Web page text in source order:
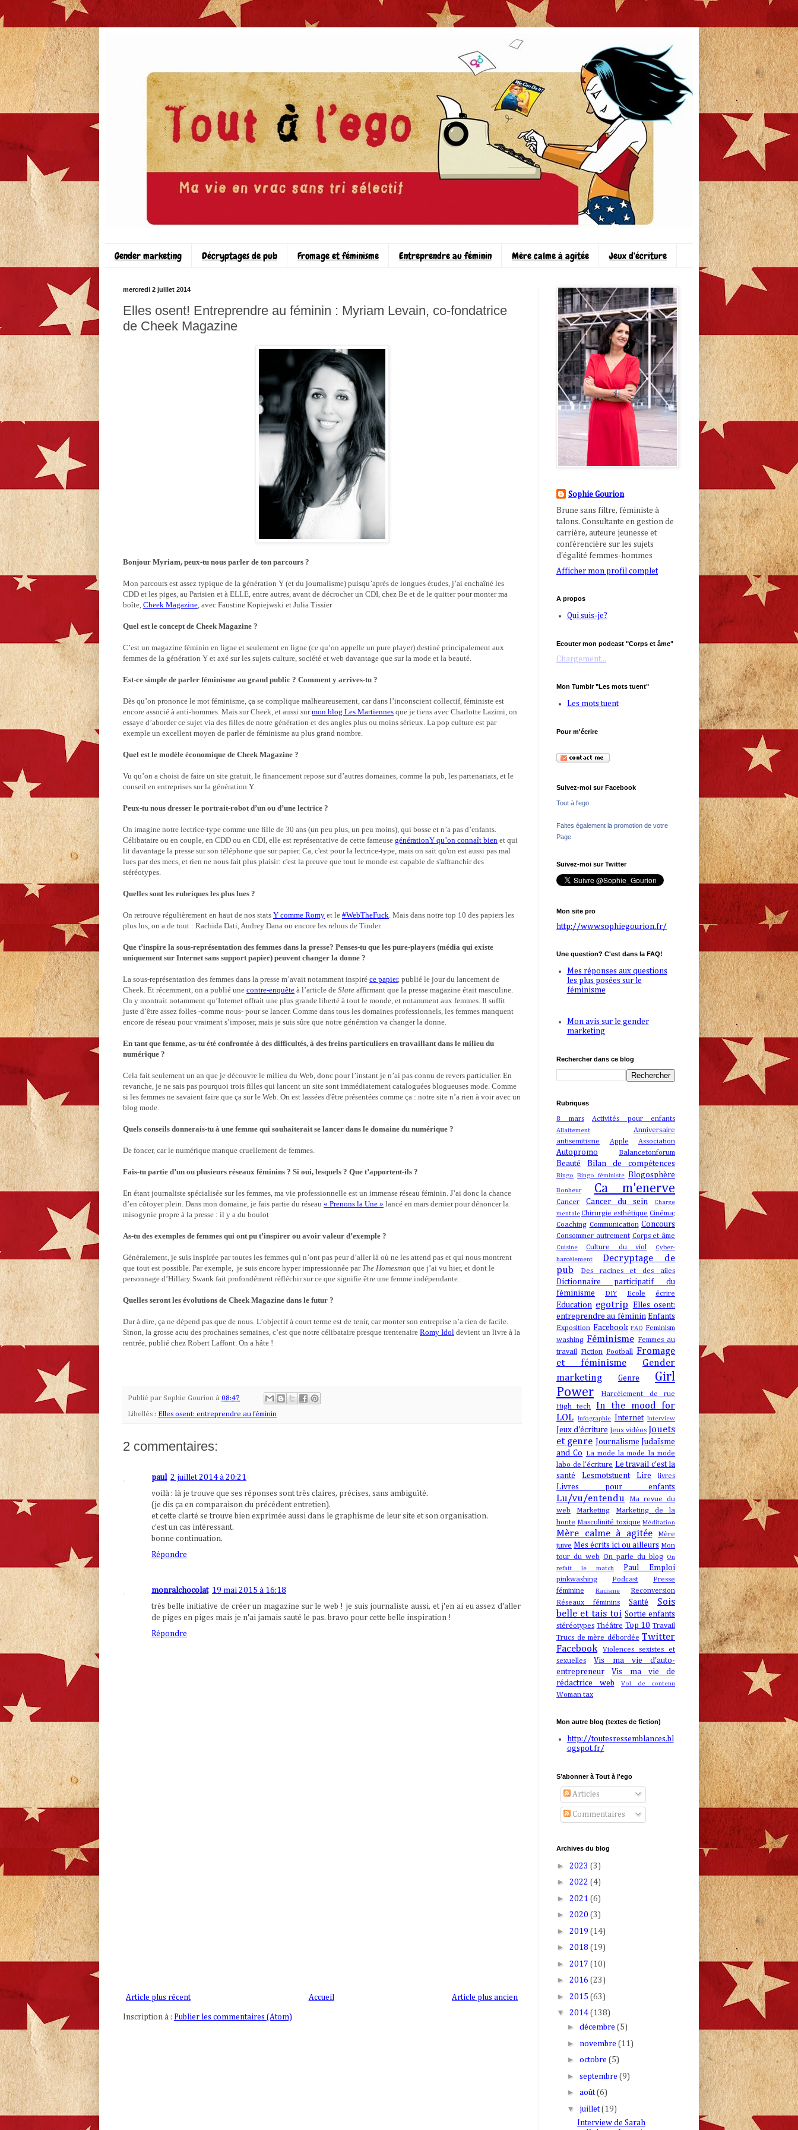
>
Gender marketing Décryptages de pub Fromage et féminisme Entreprendre au féminin Mère calme à agitée Jeux d'écriture
mercredi 2 juillet 2014
Elles osent! Entreprendre au féminin : Myriam Levain, co-fondatrice
de Cheek Magazine
Bonjour Myriam, peux-tu nous parler de ton parcours ?
Mon parcours est assez typique de la génération Y (et du journalisme) puisqu’après de longues études, j’ai enchaîné les
CDD et les piges, au Parisien et à ELLE, entre autres, avant de décrocher un CDI, chez Be et de le quitter pour monter ma
boîte, Cheek Magazine , avec Faustine Kopiejwski et Julia Tissier
Quel est le concept de Cheek Magazine ?
C’est un magazine féminin en ligne et seulement en ligne (ce qu’on appelle un pure player) destiné principalement aux
femmes de la génération Y et axé sur les sujets culture, société et web davantage que sur la mode et la beauté.
Est-ce simple de parler féminisme au grand public ? Comment y arrives-tu ?
Dès qu’on prononce le mot féminisme, ça se complique malheureusement, car dans l’inconscient collectif, féministe est
encore associé à anti-hommes. Mais sur Cheek, et aussi surmon blog Les Martiennes que je tiens avec Charlotte Lazimi, on
essaye d’aborder ce sujet via des filles de notre génération et des angles plus ou moins sérieux. La pop culture est par
exemple un excellent moyen de parler de féminisme au plus grand nombre.
Quel est le modèle économique de Cheek Magazine ?
Vu qu’on a choisi de faire un site gratuit, le financement repose sur d’autres domaines, comme la pub, les partenariats, et le
conseil en entreprises sur la génération Y.
Peux-tu nous dresser le portrait-robot d’un ou d’une lectrice ?
On imagine notre lectrice-type comme une fille de 30 ans (un peu plus, un peu moins), qui bosse et n’a pas d’enfants.
Célibataire ou en couple, en CDD ou en CDI, elle est représentative de cette fameuse générationY qu’on connaît bien et qui
lit davantage la presse sur son téléphone que sur papier. Ca, c'est pour la lectrice-type, mais on sait qu'on est aussi pas mal
lues par des mecs, et rien ne nous fait plus plaisir: c'est la preuve que tout le monde est capable de s'affranchir des
stéréotypes.
Quelles sont les rubriques les plus lues ?
On retrouve régulièrement en haut de nos stats Y comme Romy et le #WebTheFuck . Mais dans notre top 10 des papiers les
plus lus, on a de tout : Rachida Dati, Audrey Dana ou encore les relous de Tinder.
Que t’inspire la sous-représentation des femmes dans la presse? Penses-tu que les pure-players (média qui existe
uniquement sur Internet sans support papier) peuvent changer la donne ?
La sous-représentation des femmes dans la presse m’avait notamment inspiré ce papier, publié le jour du lancement de
Cheek. Et récemment, on a publié une contre-enquête à l’article de Slate affirmant que la presse magazine était masculine.
On y montrait notamment qu’Internet offrait une plus grande liberté à tout le monde, et notamment aux femmes. Il suffit
juste d’être assez folles -comme nous- pour se lancer. Comme dans tous les domaines professionnels, les femmes manquent
encore de réseau pour vraiment s’imposer, mais je suis sûre que notre génération va changer la donne.
En tant que femme, as-tu été confrontée à des difficultés, à des freins particuliers en travaillant dans le milieu du
numérique ?
Cela fait seulement un an que je découvre le milieu du Web, donc pour l’instant je n’ai pas connu de revers particulier. En
revanche, je ne sais pas pourquoi trois filles qui lancent un site sont immédiatement cataloguées blogueuses mode. Comme
si les femmes ne savaient faire que ça sur le Web. On est lassées d'être présentées comme ça : notre site n’a rien à voir avec un
blog mode.
Quels conseils donnerais-tu à une femme qui souhaiterait se lancer dans le domaine du numérique ?
De foncer, car le numérique manque cruellement de femmes.
Fais-tu partie d’un ou plusieurs réseaux féminins ? Si oui, lesquels ? Que t’apportent-ils ?
En étant journaliste spécialisée sur les femmes, ma vie professionnelle est un immense réseau féminin. J’ai donc la chance
d’en côtoyer plein. Dans mon domaine, je fais partie du réseau « Prenons la Une » lancé en mars dernier pour dénoncer la
misogynie propre à la presse : il y a du boulot
As-tu des exemples de femmes qui ont pu t’inspirer ou avoir valeur d’exemple ?
Généralement, je suis inspirée par toutes les femmes qui n’ont pas peur d’aller là où ne les attend pas et qui nous montrent
que tout est possible. Par exemple, je suis encore hyper impressionnée par The Homesman que j’ai vu hier, et dont le
personnage d’Hillary Swank fait profondément réfléchir sur ce que signifie être une femme indépendante.
Quelles seront les évolutions de Cheek Magazine dans le futur ?
Dur à dire, ça ne dépend pas que de nous. L’objectif à court terme est de tenir, car monter son entreprise n’a rien de facile.
Sinon, la grosse actu des prochaines semaines, c’est que notre célibataire presque trentenaire Romy Idol devient un livre à la
rentrée, publié chez Robert Laffont. On a hâte !
Publié par Sophie Gourion à 08:47
Libellés : Elles osent: entreprendre au féminin
2 commentaires:
paul 2 juillet 2014 à 20:21
voilà : là je trouve que ses réponses sont très claires, précises, sans ambiguïté.
(je dis ça en comparaison du précédent entretien).
et cette clarté se trouve bien exprimée aussi dans le graphisme de leur site et son organisation.
c'est un cas intéressant.
bonne continuation.
Répondre
monralchocolat 19 mai 2015 à 16:18
très belle initiative de créer un magazine sur le web ! je suis journaliste aussi, et j'en ai eu assez d'aller
de piges en piges mais je n'ai jamais sauté le pas. bravo pour cette belle inspiration !
Répondre
Article plus récent Article plus ancien
Accueil
Inscription à : Publier les commentaires (Atom)
Sophie Gourion
Brune sans filtre, féministe à
talons. Consultante en gestion de
carrière, auteure jeunesse et
conférencière sur les sujets
d'égalité femmes-hommes
Afficher mon profil complet
A propos
Qui suis-je?
Ecouter mon podcast "Corps et âme"
Chargement...
Mon Tumblr "Les mots tuent"
Les mots tuent
Pour m'écrire
Suivez-moi sur Facebook
Tout à l'ego
Faites également la promotion de votre
Page
Suivez-moi sur Twitter
Mon site pro
http://www.sophiegourion.fr/
Une question? C'est dans la FAQ!
Mes réponses aux questions
les plus posées sur le
féminisme
Mon avis sur le gender
marketing
Rechercher dans ce blog
Rubriques
8 mars Activités pour enfants
Allaitement
Anniversaire
antisemitisme
Apple Association
Autopromo Balancetonforum
Beauté Bilan de compétences
Bingo Bingo féministe Blogosphère
Bonheur Ca m'enerve
Cancer Cancer du sein
Charge
mentaleChirurgie esthétique Cinéma;
Coaching Communication Concours
Consommer autrement Corps et âme
Cuisine Culture du viol
Cyber-
harcèlement
Decryptage de
pub
Des racines et des ailes
Dictionnaire participatif du
féminisme
DIY Ecole écrire
Education egotrip
Elles osent:
entreprendre au féminin Enfants
Exposition Facebook FAQ Feminism
washing Féminisme Femmes au
travail Fiction Football Fromage
et féminisme
Gender
marketing
Genre
Girl
Power
Harcèlement de rue
High tech
In the mood for
LOL
Infographie Internet Interview
Jeux d'écriture Jeux vidéos Jouets
et genre
Journalisme
Judaïsme
and Co
La mode la mode la mode
labo de l'écriture Le travail c'est la
santé
Lesmotstuent Lire livres
Livres pour enfants
Lu/vu/entendu
Ma revue du
web
Marketing
Marketing de la
honte Masculinité toxique Méditation
Mère calme à agitée
Mère
juive Mes écrits ici ou ailleurs Mon
tour du web On parle du blog
On
refait le match
Paul Emploi
pinkwashing Podcast
Presse
féminine
Racisme
Reconversion
Réseaux féminins
Santé
Sois
belle et tais toi Sortie enfants
stéréotypes Théâtre Top 10 Travail
Trucs de mère débordée Twitter
Facebook
Violences sexistes et
sexuelles
Vis ma vie d'auto-
entrepreneur
Vis ma vie de
rédactrice web
Vol de contenu
Woman tax
Mon autre blog (textes de fiction)
http://toutesressemblances.bl
ogspot.fr/
S’abonner à Tout à l'ego
Articles
Commentaires
Archives du blog
► 2023 (3)
► 2022 (4)
► 2021 (6)
► 2020 (3)
► 2019 (14)
► 2018 (19)
► 2017 (10)
► 2016 (23)
► 2015 (63)
▼ 2014 (138)
► décembre (5)
► novembre (11)
► octobre (5)
► septembre (9)
► août(6)
▼ juillet(19)
Interview de Sarah